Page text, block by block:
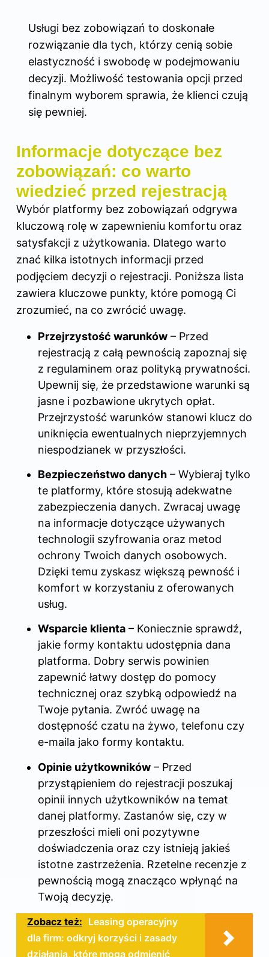
Usługi bez zobowiązań to doskonałe
rozwiązanie dla tych, którzy cenią sobie
elastyczność i swobodę w podejmowaniu
decyzji. Możliwość testowania opcji przed
finalnym wyborem sprawia, że klienci czują
się pewniej.
Informacje dotyczące bez
zobowiązań: co warto
wiedzieć przed rejestracją
Wybór platformy bez zobowiązań odgrywa
kluczową rolę w zapewnieniu komfortu oraz
satysfakcji z użytkowania. Dlatego warto
znać kilka istotnych informacji przed
podjęciem decyzji o rejestracji. Poniższa lista
zawiera kluczowe punkty, które pomogą Ci
zrozumieć, na co zwrócić uwagę.
Przejrzystość warunków – Przed
rejestracją z całą pewnością zapoznaj się
z regulaminem oraz polityką prywatności.
Upewnij się, że przedstawione warunki są
jasne i pozbawione ukrytych opłat.
Przejrzystość warunków stanowi klucz do
uniknięcia ewentualnych nieprzyjemnych
niespodzianek w przyszłości.
Bezpieczeństwo danych – Wybieraj tylko
te platformy, które stosują adekwatne
zabezpieczenia danych. Zwracaj uwagę
na informacje dotyczące używanych
technologii szyfrowania oraz metod
ochrony Twoich danych osobowych.
Dzięki temu zyskasz większą pewność i
komfort w korzystaniu z oferowanych
usług.
Wsparcie klienta – Koniecznie sprawdź,
jakie formy kontaktu udostępnia dana
platforma. Dobry serwis powinien
zapewnić łatwy dostęp do pomocy
technicznej oraz szybką odpowiedź na
Twoje pytania. Zwróć uwagę na
dostępność czatu na żywo, telefonu czy
e-maila jako formy kontaktu.
Opinie użytkowników – Przed
przystąpieniem do rejestracji poszukaj
opinii innych użytkowników na temat
danej platformy. Zastanów się, czy w
przeszłości mieli oni pozytywne
doświadczenia oraz czy istnieją jakieś
istotne zastrzeżenia. Rzetelne recenzje z
pewnością mogą znacząco wpłynąć na
Twoją decyzję.
Zobacz też: Leasing operacyjny
dla firm: odkryj korzyści i zasady
działania, które mogą odmienić